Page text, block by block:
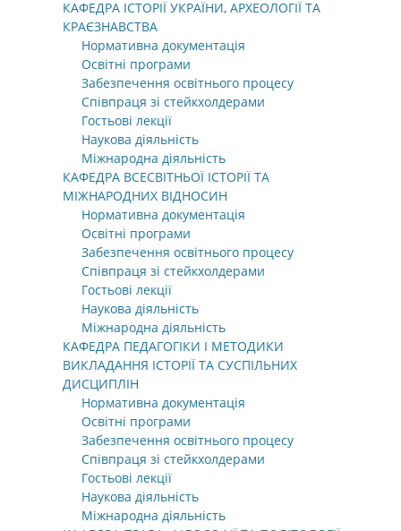
КАФЕДРА ІСТОРІЇ УКРАЇНИ, АРХЕОЛОГІЇ ТА
КРАЄЗНАВСТВА
Нормативна документація
Освітні програми
Забезпечення освітнього процесу
Співпраця зі стейкхолдерами
Гостьові лекції
Наукова діяльність
Міжнародна діяльність
КАФЕДРА ВСЕСВІТНЬОЇ ІСТОРІЇ ТА
МІЖНАРОДНИХ ВІДНОСИН
Нормативна документація
Освітні програми
Забезпечення освітнього процесу
Співпраця зі стейкхолдерами
Гостьові лекції
Наукова діяльність
Міжнародна діяльність
КАФЕДРА ПЕДАГОГІКИ І МЕТОДИКИ
ВИКЛАДАННЯ ІСТОРІЇ ТА СУСПІЛЬНИХ
ДИСЦИПЛІН
Нормативна документація
Освітні програми
Забезпечення освітнього процесу
Співпраця зі стейкхолдерами
Гостьові лекції
Наукова діяльність
Міжнародна діяльність